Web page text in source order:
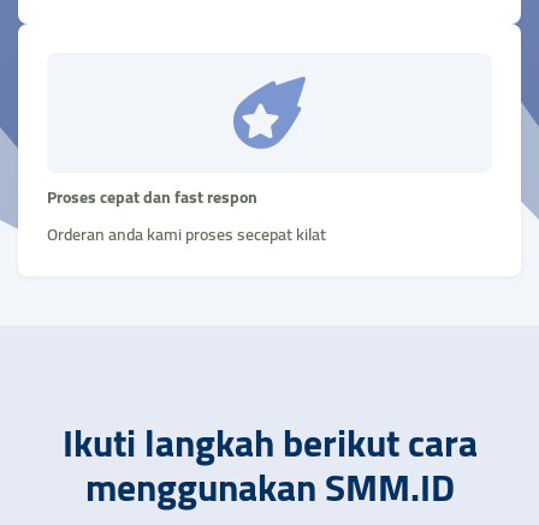
Proses cepat dan fast respon
Orderan anda kami proses secepat kilat
Ikuti langkah berikut cara
menggunakan SMM.ID